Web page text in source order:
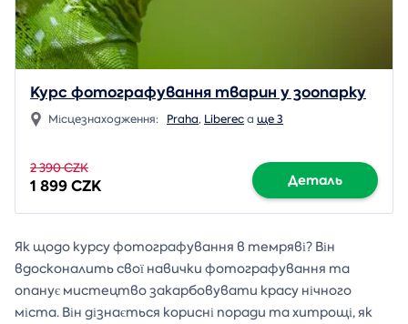
Курс фотографування тварин у зоопарку
Місцезнаходження: Praha, Libereca ще 3
2 390 CZK
1 899 CZK Деталь
Як щодо курсу фотографування в темряві? Він
вдосконалить свої навички фотографування та
опанує мистецтво закарбовувати красу нічного
міста. Він дізнається корисні поради та хитрощі, як